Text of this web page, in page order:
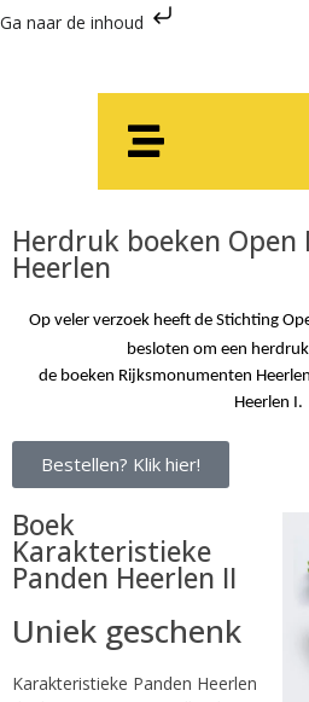
Ga naar de inhoud
Herdruk boeken
Heerlen
Op veler verzoek heeft de Stichting
besloten om een
de boeken Rijksmonumenten
Heerlen I.
Bestellen? Klik hier!
Boek
Karakteristieke
Panden Heerlen II
Uniek geschenk
Karakteristieke Panden Heerlen